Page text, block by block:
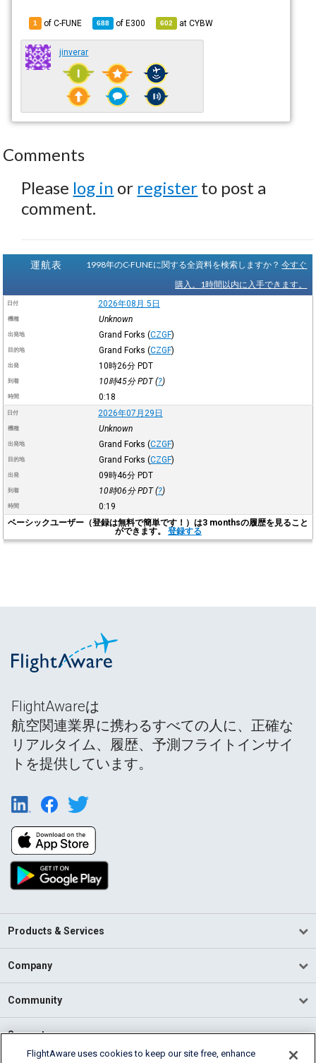
1 of C-FUNE 688 ofE300 602 atCYBW
jinverar
Comments
Please log in or register to post a
comment.
運航表 1998年のC-FUNEに関する全資料を検索しますか？今すぐ
購入。1時間以内に入手できます。
日付 2026年08月 5日
機種 Unknown
出発地 Grand Forks (CZGF)
目的地 Grand Forks (CZGF)
出発 10時26分 PDT
到着 10時45分PDT(?)
時間 0:18
日付 2026年07月29日
機種 Unknown
出発地 Grand Forks (CZGF)
目的地 Grand Forks (CZGF)
出発 09時46分 PDT
到着 10時06分PDT(?)
時間
0:19
ベーシックユーザー（登録は無料で簡単です！）は3 monthsの履歴を見ること
ができます。 登録する
FlightAwareは
航空関連業界に携わるすべての人に、正確な
リアルタイム、履歴、予測フライトインサイ
トを提供しています。
Products & Services
Company
Community
Support
FlightAware uses cookies to keep our site free, enhance